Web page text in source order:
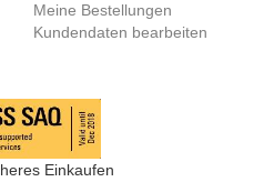
Meine Bestellungen
Kundendaten bearbeiten
Einkaufen